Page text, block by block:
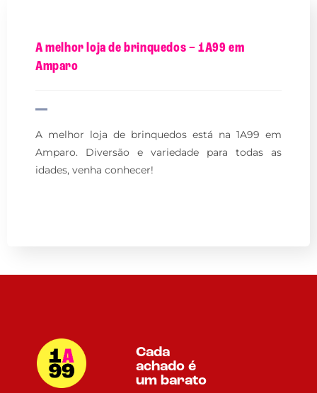
A melhor loja de brinquedos – 1A99 em
Amparo
A melhor loja de brinquedos está na 1A99 em
Amparo. Diversão e variedade para todas as
idades, venha conhecer!
Cada
achado é
um barato